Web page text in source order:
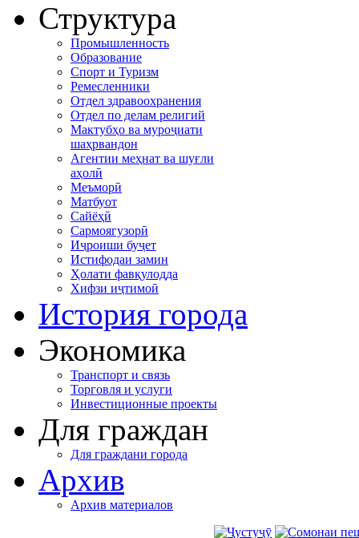
Структура
Промышленность
Образование
Спорт и Туризм
Ремесленники
Отдел здравоохранения
Отдел по делам религий
Мактубҳо ва муроҷиати
шаҳрвандон
Агентии меҳнат ва шуғли
аҳолӣ
Меъморӣ
Матбуот
Сайёҳӣ
Сармоягузорӣ
Иҷроиши буҷет
Истифодаи замин
Ҳолати фавқулодда
Хифзи иҷтимоӣ
История города
Экономика
Транспорт и связь
Торговля и услуги
Инвестиционные проекты
Для граждан
Для граждани города
Архив
Архив материалов